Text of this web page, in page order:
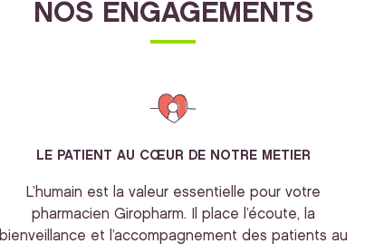
NOS ENGAGEMENTS
LE PATIENT AU CŒUR DE NOTRE METIER
L’humain est la valeur essentielle pour votre
pharmacien Giropharm. Il place l’écoute, la
bienveillance et l’accompagnement des patients au